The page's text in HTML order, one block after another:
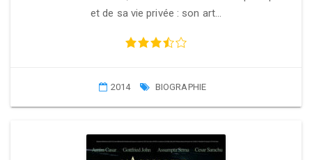
et de sa vie privée : son art…
2014 BIOGRAPHIE